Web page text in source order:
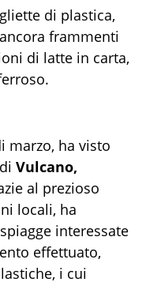
di plastica,
frammenti
di latte in carta,
marzo, ha visto
di Vulcano,
al prezioso
locali, ha
interessate
effettuato,
i cui